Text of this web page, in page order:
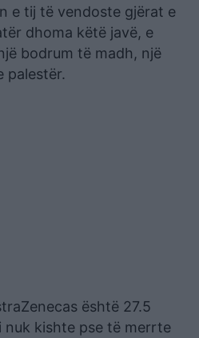
e tij të vendoste gjërat e
dhoma këtë javë, e
bodrum të madh, një
palestër.
është 27.5
nuk kishte pse të merrte